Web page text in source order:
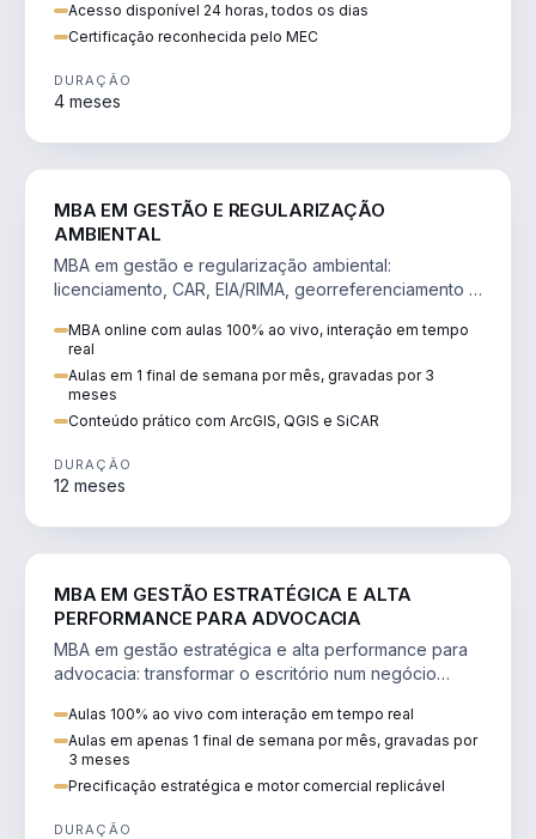
Acesso disponível 24 horas, todos os dias
Certificação reconhecida pelo MEC
DURAÇÃO
4 meses
MBA EM GESTÃO E REGULARIZAÇÃO
AMBIENTAL
MBA em gestão e regularização ambiental:
licenciamento, CAR, EIA/RIMA, georreferenciamento e
MBA online com aulas 100% ao vivo, interação em tempo
real
Aulas em 1 final de semana por mês, gravadas por 3
meses
Conteúdo prático com ArcGIS, QGIS e SiCAR
DURAÇÃO
12 meses
MBA EM GESTÃO ESTRATÉGICA E ALTA
PERFORMANCE PARA ADVOCACIA
MBA em gestão estratégica e alta performance para
advocacia: transformar o escritório num negócio
Aulas 100% ao vivo com interação em tempo real
Aulas em apenas 1 final de semana por mês, gravadas por
3 meses
Precificação estratégica e motor comercial replicável
DURAÇÃO